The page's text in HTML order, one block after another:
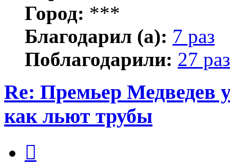
Город: ***
Благодарил (а): 7 раз
Поблагодарили: 27 раз
Re: Премьер
как льют трубы